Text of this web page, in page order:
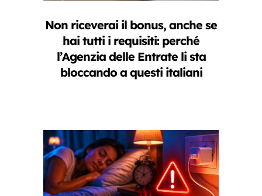
Non riceverai il bonus, anche se
hai tutti i requisiti: perché
l’Agenzia delle Entrate li sta
bloccando a questi italiani